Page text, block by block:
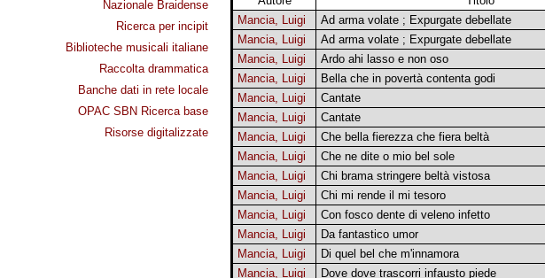
Nazionale Braidense
Ricerca per incipit
Biblioteche musicali italiane
Raccolta drammatica
Banche dati in rete locale
OPAC SBN Ricerca base
Risorse digitalizzate
Mancia, Luigi
Ad arma volate ; Expurgate debellate
Mancia, Luigi
Ad arma volate ; Expurgate debellate
Mancia, Luigi
Ardo ahi lasso e non oso
Mancia, Luigi
Bella che in povertà contenta godi
Mancia, Luigi
Cantate
Mancia, Luigi
Cantate
Mancia, Luigi
Che bella fierezza che fiera beltà
Mancia, Luigi
Che ne dite o mio bel sole
Mancia, Luigi
Chi brama stringere beltà vistosa
Mancia, Luigi
Chi mi rende il mi tesoro
Mancia, Luigi
Con fosco dente di veleno infetto
Mancia, Luigi
Da fantastico umor
Mancia, Luigi
Di quel bel che m'innamora
Mancia, Luigi
Dove dove trascorri infausto piede